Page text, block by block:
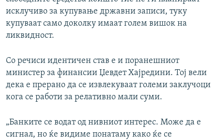
исклучиво за купување државни записи, туку
купуваат само доколку имаат голем вишок на
ликвидност.
Со речиси идентичен став е и поранешниот
министер за финансии Џевдет Хајредини. Тој вели
дека е прерано да се извлекуваат големи заклучоци
кога се работи за релативно мали суми.
„Банките се водат од нивниот интерес. Може да е
сигнал, но ќе видиме понатаму како ќе се